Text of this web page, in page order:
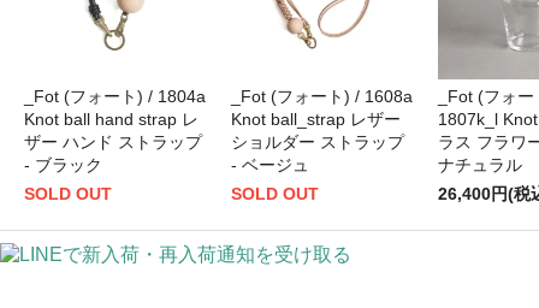
_Fot (フォート) / 1804a
Knot ball hand strap レ
ザー ハンド ストラップ
- ブラック
SOLD OUT
_Fot (フォート) / 1608a
Knot ball_strap レザー
ショルダー ストラップ
- ベージュ
SOLD OUT
_Fot (フォ
1807k_l
ラス フラワ
ナチュラル
26,400円(税